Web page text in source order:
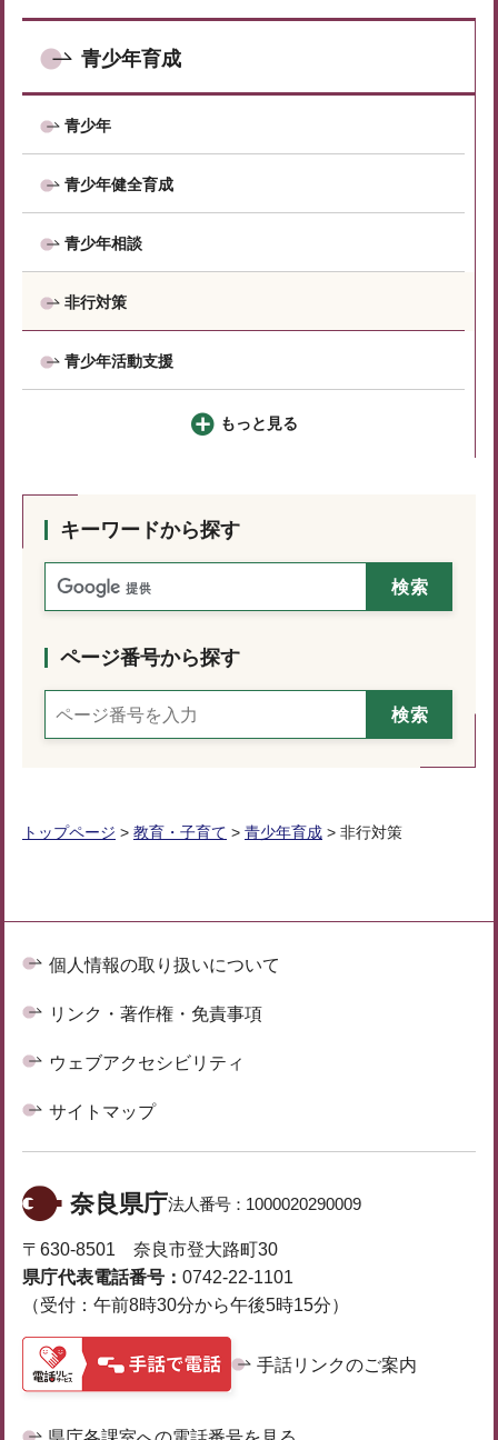
青少年育成
青少年
青少年健全育成
青少年相談
非行対策
青少年活動支援
もっと見る
キーワードから探す
ページ番号から探す
トップページ > 教育・子育て > 青少年育成 > 非行対策
個人情報の取り扱いについて
リンク・著作権・免責事項
ウェブアクセシビリティ
サイトマップ
奈良県庁法人番号： 1000020290009
〒630-8501 奈良市登大路町30
県庁代表電話番号： 0742-22-1101
（受付：午前8時30分から午後5時15分）
手話リンクのご案内